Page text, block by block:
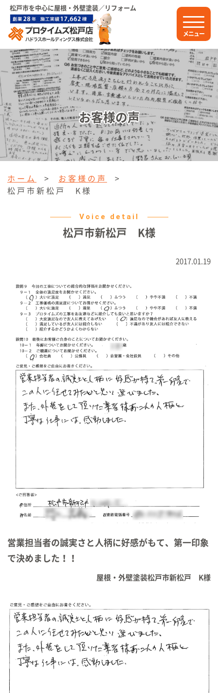
松戸市を中心に屋根・外壁塗装／リフォーム
メニュー
お客様の声
ホーム > お客様の声
>
松戸市新松戸 K様
Voice detail
松戸市新松戸 K様
2017.01.19
営業担当者の誠実さと人柄に好感がもて、第一印象
で決めました！！
屋根・外壁塗装松戸市新松戸 K様